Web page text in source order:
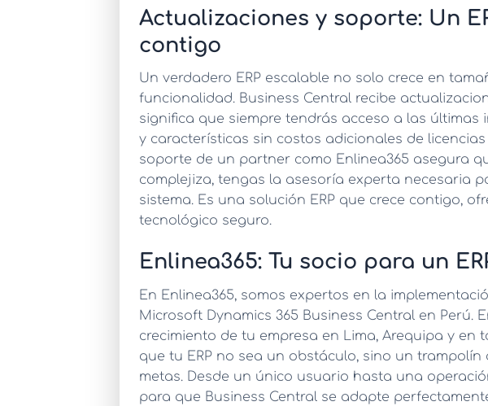
Actualizaciones y soporte: Un
contigo
Un verdadero ERP escalable no solo crece en
funcionalidad. Business Central recibe
significa que siempre tendrás acceso a las últimas
y características sin costos adicionales de
soporte de un partner como Enlinea365 asegura
complejiza, tengas la asesoría experta necesaria
sistema. Es una solución ERP que crece contigo,
tecnológico seguro.
Enlinea365: Tu socio para un
En Enlinea365, somos expertos en la
Microsoft Dynamics 365 Business Central en Perú.
crecimiento de tu empresa en Lima, Arequipa y en
que tu ERP no sea un obstáculo, sino un
metas. Desde un único usuario hasta una
para que Business Central se adapte